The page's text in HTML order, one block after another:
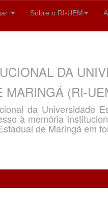
Sobre o RI-UEM
DA
MARINGÁ (RI-
da Universidade
à memória
de Maringá em